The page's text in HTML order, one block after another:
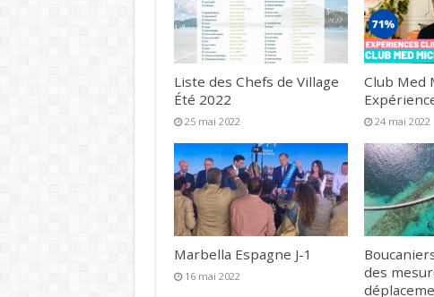
Liste des Chefs de Village
Été 2022
25 mai 2022
Club Med
24 mai 2022
Marbella Espagne J-1
16 mai 2022
des